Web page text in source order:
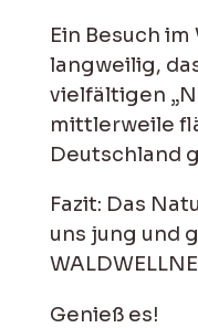
Ein Besuch
langweilig,
vielfältigen
mittlerweile
Deutschland
Fazit: Das
uns jung und
Genieß es!